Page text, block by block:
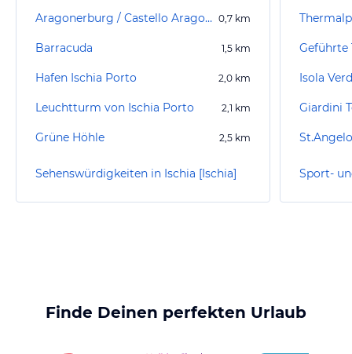
Aragonerburg / Castello Aragonese 0,7 km
Barracuda 1,5 km
Hafen Ischia Porto 2,0 km
Leuchtturm von Ischia Porto 2,1 km
Grüne Höhle 2,5 km
Sehenswürdigkeiten in Ischia [Ischia]
Isola
Finde Deinen perfekten Urlaub